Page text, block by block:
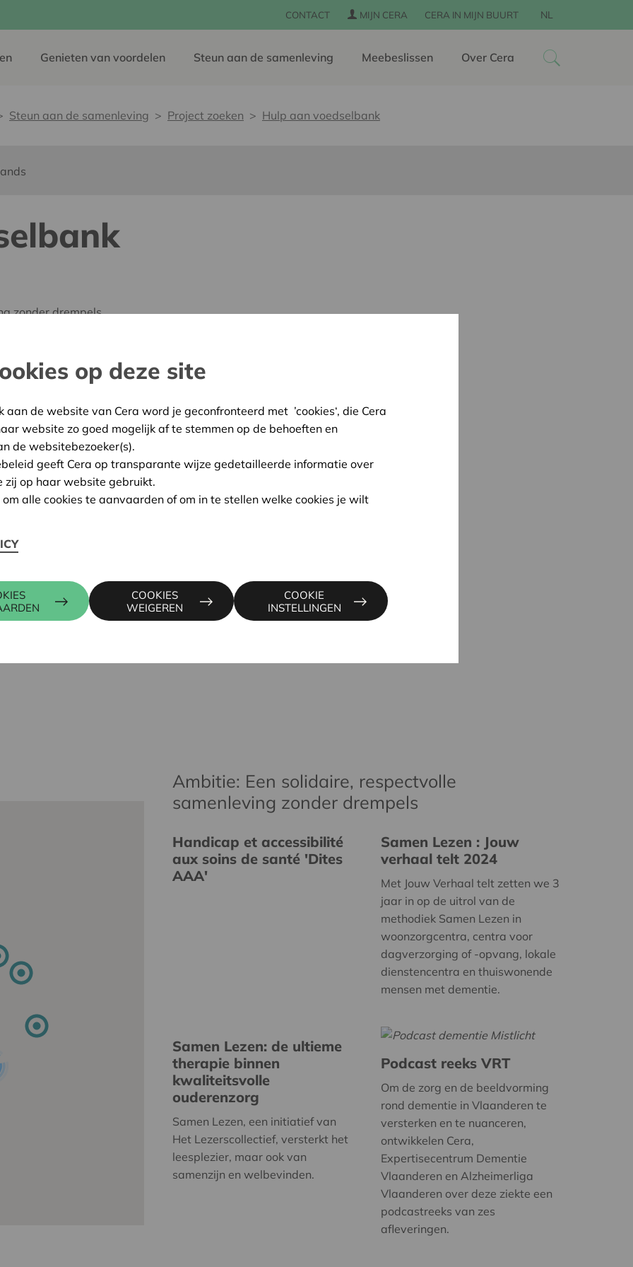
CONTACT MIJN CERA CERA IN MIJN BUURT NL
Genieten van voordelen Steun aan de samenleving Meebeslissen Over Cera
Steun aan de samenleving Project zoeken Hulp aan voedselbank
zonder drempels
20/05/2026
Goedgekeurd
200 1, 2600
016 27 96 74
kris.debruyne@cera.coop
Ambitie: Een solidaire, respectvolle
samenleving zonder drempels
Handicap et accessibilité
aux soins de santé 'Dites
AAA'
Samen Lezen : Jouw
verhaal telt 2024
Met Jouw Verhaal telt zetten we 3
jaar in op de uitrol van de
methodiek Samen Lezen in
woonzorgcentra, centra voor
dagverzorging of -opvang, lokale
dienstencentra en thuiswonende
mensen met dementie.
Samen Lezen: de ultieme
therapie binnen
kwaliteitsvolle
ouderenzorg
Samen Lezen, een initiatief van
Het Lezerscollectief, versterkt het
leesplezier, maar ook van
samenzijn en welbevinden.
Podcast reeks VRT
Om de zorg en de beeldvorming
rond dementie in Vlaanderen te
versterken en te nuanceren,
ontwikkelen Cera,
Expertisecentrum Dementie
Vlaanderen en Alzheimerliga
Vlaanderen over deze ziekte een
podcastreeks van zes
afleveringen.
op deze site
aan de website van Cera word je geconfronteerd met ’cookies‘, die Cera
website zo goed mogelijk af te stemmen op de behoeften en
de websitebezoeker(s).
geeft Cera op transparante wijze gedetailleerde informatie over
zij op haar website gebruikt.
om alle cookies te aanvaarden of om in te stellen welke cookies je wilt
COOKIES
WEIGEREN
COOKIE
INSTELLINGEN